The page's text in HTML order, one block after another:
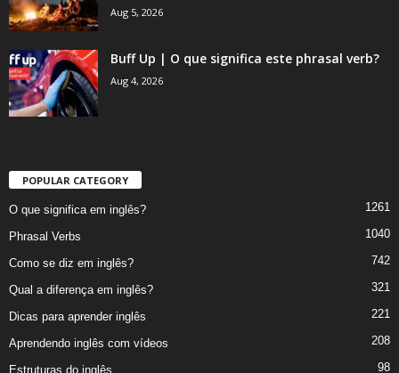
Aug 5, 2026
Buff Up | O que significa este phrasal verb?
Aug 4, 2026
POPULAR CATEGORY
O que significa em inglês? 1261
Phrasal Verbs 1040
Como se diz em inglês? 742
Qual a diferença em inglês? 321
Dicas para aprender inglês 221
Aprendendo inglês com vídeos 208
Estruturas do inglês 98